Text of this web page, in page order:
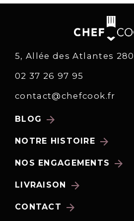
5, Allée des Atlantes
02 37 26 97 95
contact@chefcook.fr
BLOG arrow_forward
NOTRE HISTOIRE arrow_forward
NOS ENGAGEMENTS arrow_forward
LIVRAISON arrow_forward
CONTACT arrow_forward